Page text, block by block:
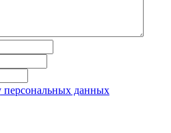
персональных данных